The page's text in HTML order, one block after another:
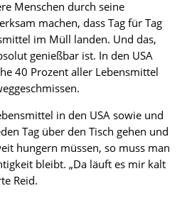
Menschen durch seine
machen, dass Tag für Tag
im Müll landen. Und das,
genießbar ist. In den USA
40 Prozent aller Lebensmittel
in den USA sowie und
Tag über den Tisch gehen und
hungern müssen, so muss man
bleibt. „Da läuft es mir kalt
Reid.